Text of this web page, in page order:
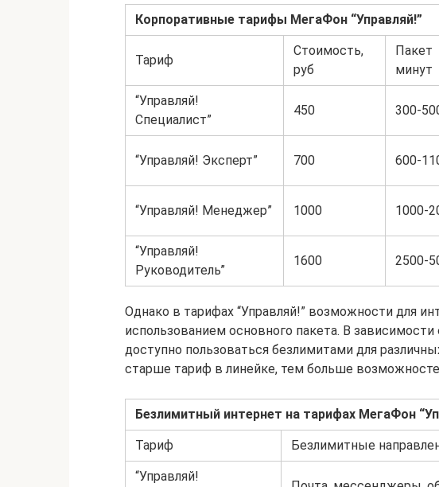
Корпоративные тарифы МегаФон “Управляй!”
Тариф
Стоимость,
руб
Пакет
минут
“Управляй!
Специалист”
450 300-
“Управляй! Эксперт” 700 600-
“Управляй! Менеджер” 1000 1000-
“Управляй!
Руководитель”
1600 2500-
Однако в тарифах “Управляй!” возможности для
использованием основного пакета. В
доступно пользоваться безлимитами для
старше тариф в линейке, тем больше
Безлимитный интернет на тарифах МегаФон
Тариф Безлимитные
“Управляй!